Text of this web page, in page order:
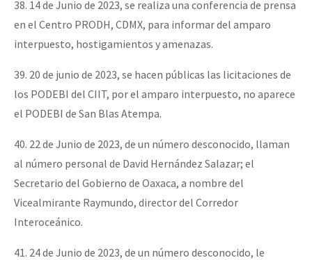
38. 14 de Junio de 2023, se realiza una conferencia de prensa
en el Centro PRODH, CDMX, para informar del amparo
interpuesto, hostigamientos y amenazas.
39. 20 de junio de 2023, se hacen públicas las licitaciones de
los PODEBI del CIIT, por el amparo interpuesto, no aparece
el PODEBI de San Blas Atempa.
40. 22 de Junio de 2023, de un número desconocido, llaman
al número personal de David Hernández Salazar; el
Secretario del Gobierno de Oaxaca, a nombre del
Vicealmirante Raymundo, director del Corredor
Interoceánico.
41. 24 de Junio de 2023, de un número desconocido, le